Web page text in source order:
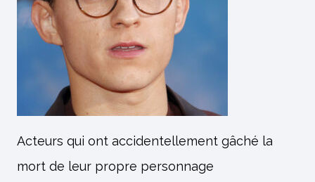
Acteurs qui ont accidentellement gâché la
mort de leur propre personnage